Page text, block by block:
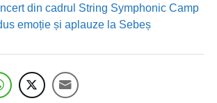
din cadrul String Symphonic Camp
emoție și aplauze la Sebeș